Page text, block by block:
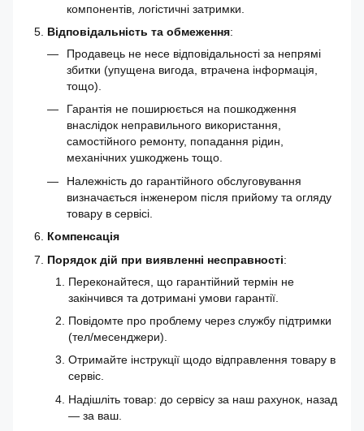
компонентів, логістичні затримки.
Відповідальність та обмеження:
Продавець не несе відповідальності за непрямі
збитки (упущена вигода, втрачена інформація,
тощо).
Гарантія не поширюється на пошкодження
внаслідок неправильного використання,
самостійного ремонту, попадання рідин,
механічних ушкоджень тощо.
Належність до гарантійного обслуговування
визначається інженером після прийому та огляду
товару в сервісі.
Компенсація
Порядок дій при виявленні несправності:
Переконайтеся, що гарантійний термін не
закінчився та дотримані умови гарантії.
Повідомте про проблему через службу підтримки
(тел/месенджери).
Отримайте інструкції щодо відправлення товару в
сервіс.
Надішліть товар: до сервісу за наш рахунок, назад
— за ваш.